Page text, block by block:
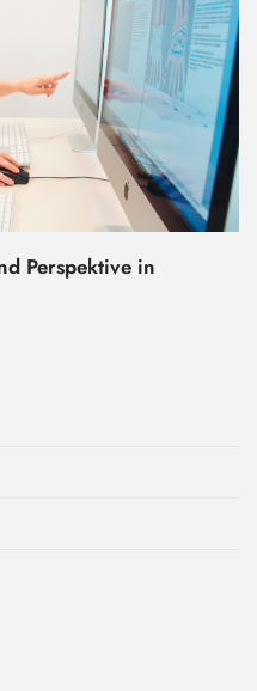
Perspektive in